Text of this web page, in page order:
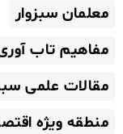
معلمان سبزوار
مفاهیم تاب
مقالات علمی
منطقه ویژه